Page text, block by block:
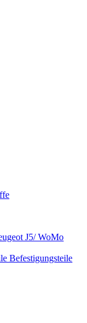
J5/ WoMo
Befestigungsteile